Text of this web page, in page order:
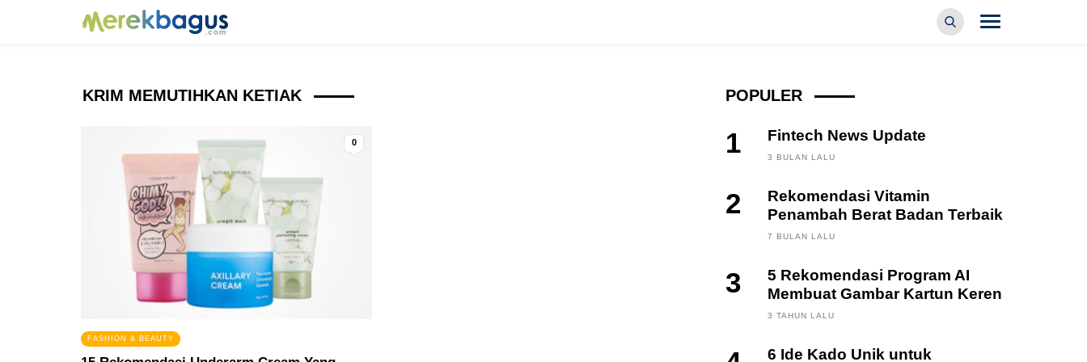
KRIM MEMUTIHKAN KETIAK
0
FASHION & BEAUTY
POPULER
1 Fintech News Update
3 BULAN LALU
2
Rekomendasi Vitamin
Penambah Berat Badan Terbaik
7 BULAN LALU
3
5 Rekomendasi Program AI
Membuat Gambar Kartun Keren
3 TAHUN LALU
6 Ide Kado Unik untuk